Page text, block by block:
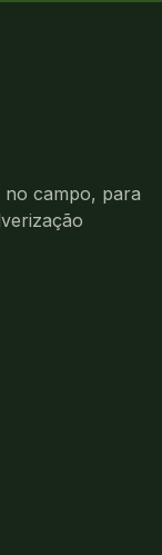
no campo, para